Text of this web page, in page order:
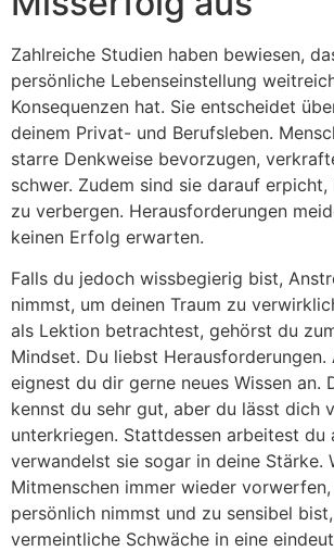
Zahlreiche Studien haben bewiesen,
persönliche Lebenseinstellung
Konsequenzen hat. Sie entscheidet
deinem Privat- und Berufsleben.
starre Denkweise bevorzugen,
schwer. Zudem sind sie darauf
zu verbergen. Herausforderungen
keinen Erfolg erwarten.
Falls du jedoch wissbegierig bist,
nimmst, um deinen Traum zu
als Lektion betrachtest, gehörst du
Mindset. Du liebst Herausforderungen.
eignest du dir gerne neues Wissen an.
kennst du sehr gut, aber du lässt dich
unterkriegen. Stattdessen arbeitest du
verwandelst sie sogar in deine Stärke.
Mitmenschen immer wieder
persönlich nimmst und zu sensibel
vermeintliche Schwäche in eine